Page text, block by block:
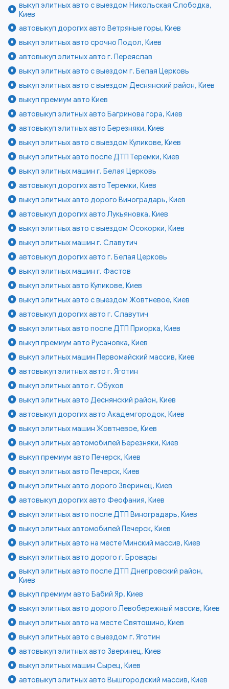
выкуп элитных авто с выездом Никольская Слободка,
Киев
автовыкуп дорогих авто Ветряные горы, Киев
выкуп элитных авто срочно Подол, Киев
автовыкуп элитных авто г. Переяслав
выкуп элитных авто с выездом г. Белая Церковь
выкуп элитных авто с выездом Деснянский район, Киев
выкуп премиум авто Киев
автовыкуп элитных авто Багринова гора, Киев
автовыкуп элитных авто Березняки, Киев
выкуп элитных авто с выездом Куликове, Киев
выкуп элитных авто после ДТП Теремки, Киев
выкуп элитных машин г. Белая Церковь
автовыкуп дорогих авто Теремки, Киев
выкуп элитных авто дорого Виноградарь, Киев
автовыкуп дорогих авто Лукьяновка, Киев
выкуп элитных авто с выездом Осокорки, Киев
выкуп элитных машин г. Славутич
автовыкуп дорогих авто г. Белая Церковь
выкуп элитных машин г. Фастов
выкуп элитных авто Куликове, Киев
выкуп элитных авто с выездом Жовтневое, Киев
автовыкуп дорогих авто г. Славутич
выкуп элитных авто после ДТП Приорка, Киев
выкуп премиум авто Русановка, Киев
выкуп элитных машин Первомайский массив, Киев
автовыкуп элитных авто г. Яготин
выкуп элитных авто г. Обухов
выкуп элитных авто Деснянский район, Киев
автовыкуп дорогих авто Академгородок, Киев
выкуп элитных машин Жовтневое, Киев
выкуп элитных автомобилей Березняки, Киев
выкуп премиум авто Печерск, Киев
выкуп элитных авто Печерск, Киев
выкуп элитных авто дорого Зверинец, Киев
автовыкуп дорогих авто Феофания, Киев
выкуп элитных авто после ДТП Виноградарь, Киев
выкуп элитных автомобилей Печерск, Киев
выкуп элитных авто на месте Минский массив, Киев
выкуп элитных авто дорого г. Бровары
выкуп элитных авто после ДТП Днепровский район,
Киев
выкуп премиум авто Бабий Яр, Киев
выкуп элитных авто дорого Левобережный массив, Киев
выкуп элитных авто на месте Святошино, Киев
выкуп элитных авто с выездом г. Яготин
автовыкуп элитных авто Зверинец, Киев
выкуп элитных машин Сырец, Киев
автовыкуп элитных авто Вышгородский массив, Киев